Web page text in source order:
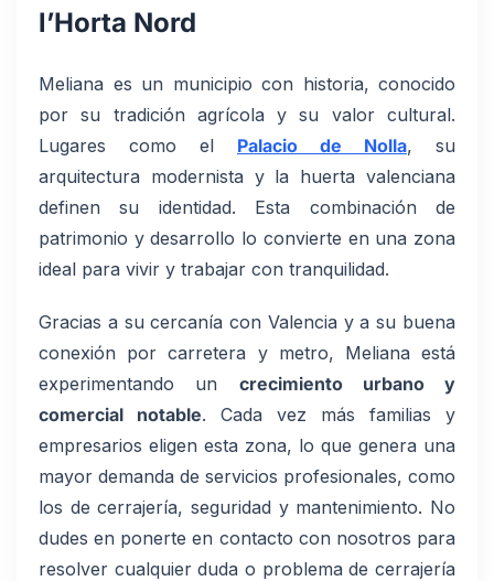
l’Horta Nord
Meliana es un municipio con historia, conocido
por su tradición agrícola y su valor cultural.
Lugares como el Palacio de Nolla, su
arquitectura modernista y la huerta valenciana
definen su identidad. Esta combinación de
patrimonio y desarrollo lo convierte en una zona
ideal para vivir y trabajar con tranquilidad.
Gracias a su cercanía con Valencia y a su buena
conexión por carretera y metro, Meliana está
experimentando un crecimiento urbano y
comercial notable. Cada vez más familias y
empresarios eligen esta zona, lo que genera una
mayor demanda de servicios profesionales, como
los de cerrajería, seguridad y mantenimiento. No
dudes en ponerte en contacto con nosotros para
resolver cualquier duda o problema de cerrajería